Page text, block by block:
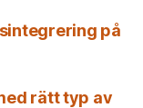
på
rätt typ av